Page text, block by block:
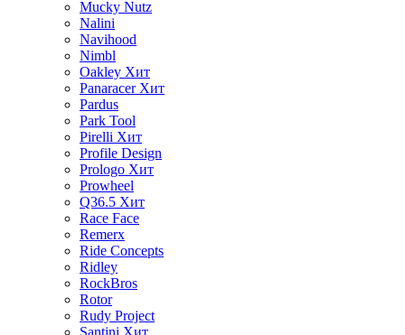
Mucky Nutz
Nalini
Navihood
Nimbl
Oakley Хит
Panaracer Хит
Pardus
Park Tool
Pirelli Хит
Profile Design
Prologo Хит
Prowheel
Q36.5 Хит
Race Face
Remerx
Ride Concepts
Ridley
RockBros
Rotor
Rudy Project
Santini Хит